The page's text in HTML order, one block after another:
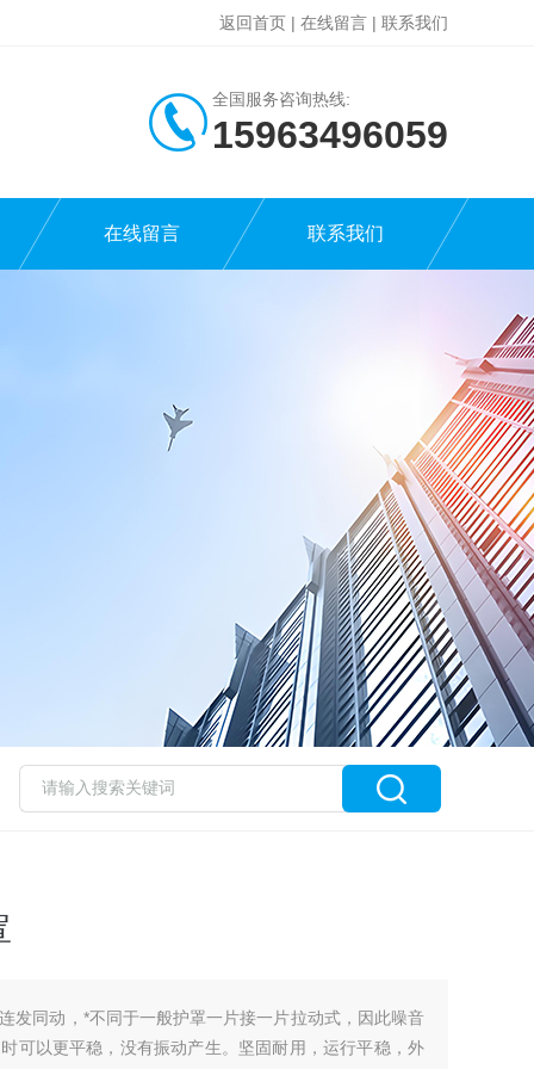
返回首页 | 在线留言 | 联系我们
全国服务咨询热线:
15963496059
在线留言 联系我们
发同动，*不同于一般护罩一片接一片拉动式，因此噪音
可以更平稳，没有振动产生。坚固耐用，运行平稳，外